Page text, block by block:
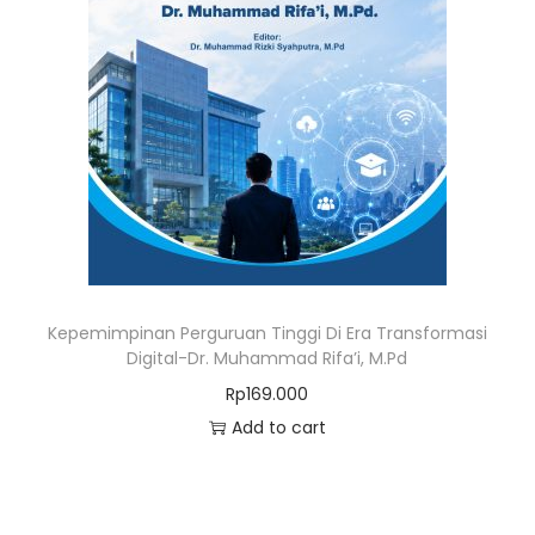
Kepemimpinan Perguruan Tinggi Di Era Transformasi
Digital-Dr. Muhammad Rifa’i, M.Pd
Rp169.000
Add to cart